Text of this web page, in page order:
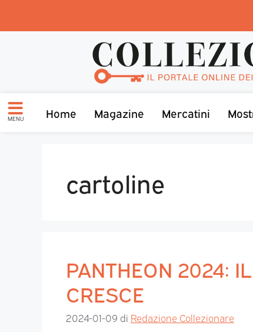
MENU Home Magazine Mercatini
cartoline
PANTHEON 2024:
CRESCE
2024-01-09 di Redazione Collezionare